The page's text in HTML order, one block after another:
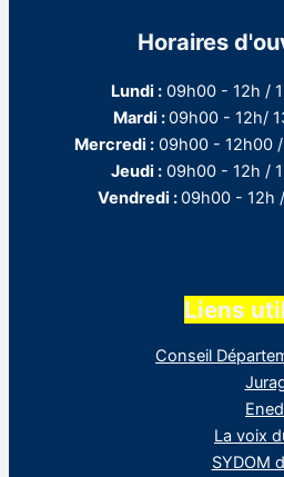
Horaires
Lundi : 09h00 - 12h /
Mardi :09h00 - 12h/
Mercredi : 09h00 - 12h00
Jeudi : 09h00 - 12h /
Vendredi :09h00 - 12h
Liens
Conseil
La voix
SYDOM